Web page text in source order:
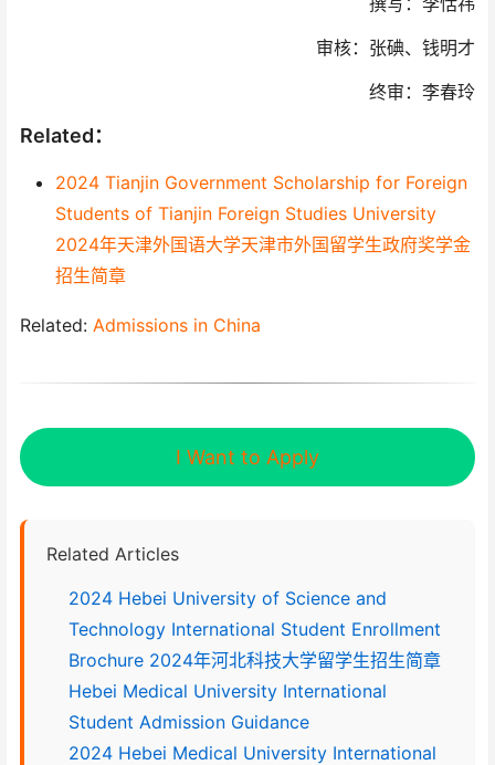
审核：张碘、钱明才
终审：李春玲
Related：
2024 Tianjin Government Scholarship for Foreign
Students of Tianjin Foreign Studies University
2024年天津外国语大学天津市外国留学生政府奖学金
招生简章
Related: Admissions in China
I Want to Apply
Related Articles
2024 Hebei University of Science and
Technology International Student Enrollment
Brochure 2024年河北科技大学留学生招生简章
Hebei Medical University International
Student Admission Guidance
2024 Hebei Medical University International